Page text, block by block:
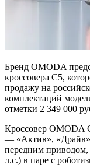
Бренд OMODA
кроссовера C5,
продажу на
комплектаций
отметки 2 349 000
Кроссовер OMODA
— «Актив», «Драйв»
передним
л.с.) в паре с